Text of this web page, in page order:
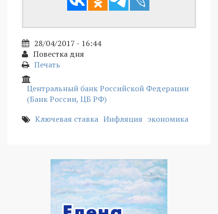
28/04/2017 - 16:44
Повестка дня
Печать
Центральный банк Российской Федерации
(Банк России, ЦБ РФ)
Ключевая ставка Инфляция экономика